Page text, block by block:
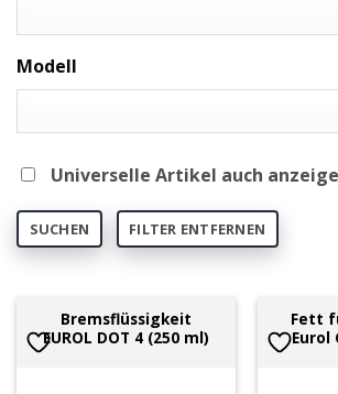
Modell
Universelle Artikel auch
SUCHEN FILTER ENTFERNEN
Bremsflüssigkeit
EUROL DOT 4 (250 ml)
Fett
Eurol